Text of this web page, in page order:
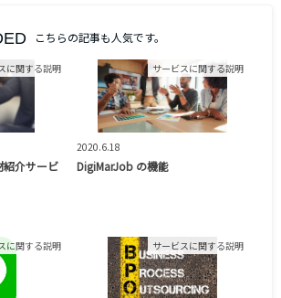
こちらの記事も人気です。
に関する説明
紹介サービ
サービスに関する説明
2020.6.18
DigiMarJob の機能
に関する説明 サービスに関する説明